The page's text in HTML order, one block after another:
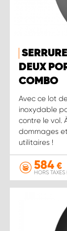
DEUX
COMBO
Avec ce lot
inoxydable
contre le vol.
dommages
utilitaires !
584 €
HORS TAXES